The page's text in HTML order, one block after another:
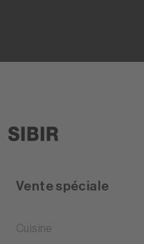
Vente spéciale
Cuisine